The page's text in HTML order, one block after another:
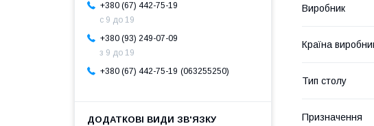
Виробник
Країна
Тип столу
Призначення
+380 (67) 442-75-19
с 9 до 19
+380 (93) 249-07-09
з 9 до 19
+380 (67) 442-75-19
063255250